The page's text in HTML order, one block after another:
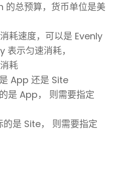
总预算，货币单位是美
耗速度，可以是 Evenly
示匀速消耗，
耗
App 还是 Site
是 App， 则需要指定
是 Site， 则需要指定